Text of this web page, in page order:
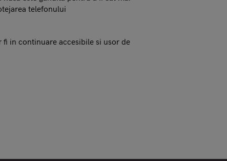
telefonului
in continuare accesibile si usor de